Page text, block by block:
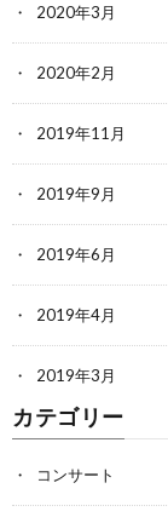
2020年3月
2020年2月
2019年11月
2019年9月
2019年6月
2019年4月
2019年3月
カテゴリー
コンサート